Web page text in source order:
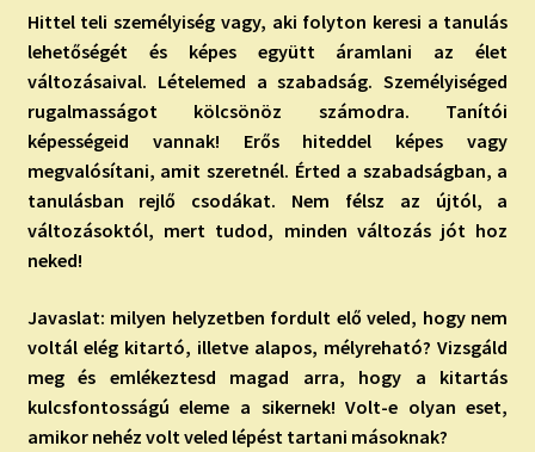
Hittel teli személyiség vagy, aki folyton keresi a tanulás
lehetőségét és képes együtt áramlani az élet
változásaival. Lételemed a szabadság. Személyiséged
rugalmasságot kölcsönöz számodra. Tanítói
képességeid vannak! Erős hiteddel képes vagy
megvalósítani, amit szeretnél. Érted a szabadságban, a
tanulásban rejlő csodákat. Nem félsz az újtól, a
változásoktól, mert tudod, minden változás jót hoz
neked!
Javaslat: milyen helyzetben fordult elő veled, hogy nem
voltál elég kitartó, illetve alapos, mélyreható? Vizsgáld
meg és emlékeztesd magad arra, hogy a kitartás
kulcsfontosságú eleme a sikernek! Volt-e olyan eset,
amikor nehéz volt veled lépést tartani másoknak?